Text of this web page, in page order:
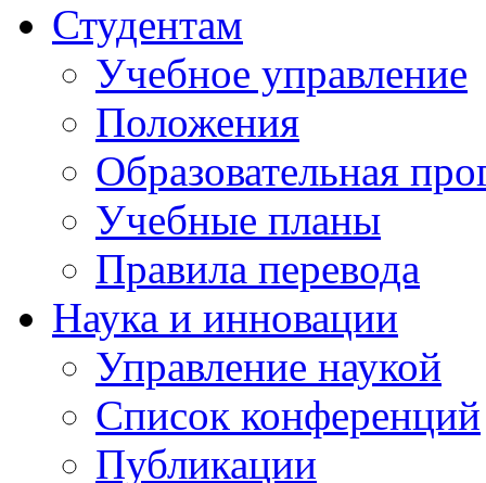
Студентам
Учебное управление
Положения
Образовательная
Учебные планы
Правила перевода
Наука и инновации
Управление наукой
Список конференций
Публикации